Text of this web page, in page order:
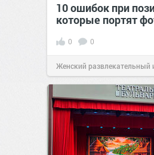
10 ошибок при
которые портят
0 0
Женский развлекательный
сайт.23:17Вчера